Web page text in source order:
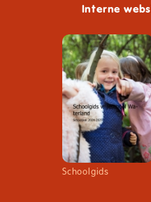
Interne
Schoolgids